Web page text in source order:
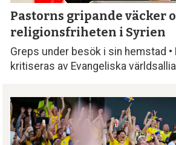
Pastorns gripande väcker
religionsfriheten i Syrien
Greps under besök i sin hemstad •
kritiseras av Evangeliska